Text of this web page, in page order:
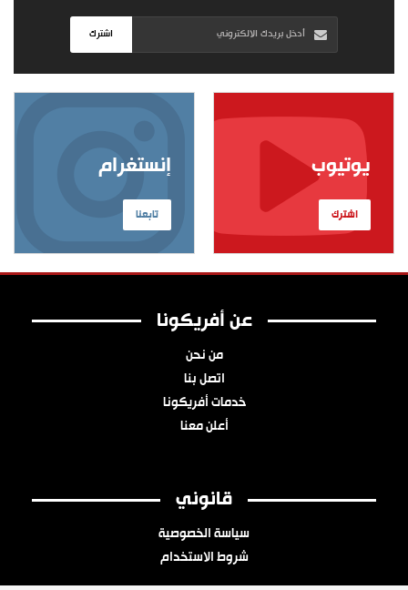
اشترك
إنستغرام
تابعنا
يوتيوب
اشترك
عن أفريكونا
من نحن
اتصل بنا
خدمات أفريكونا
أعلن معنا
قانوني
سياسة الخصوصية
شروط الاستخدام